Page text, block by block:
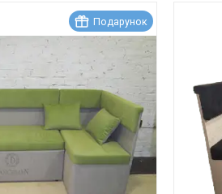
Подарунок